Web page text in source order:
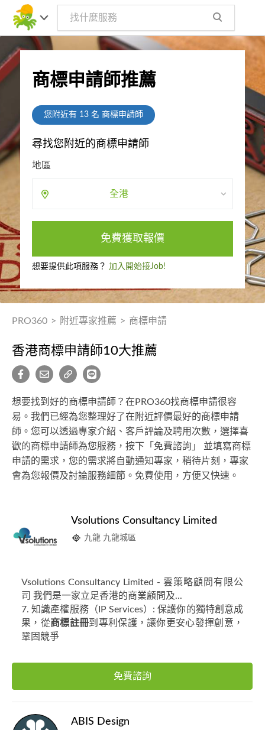
商標申請師推薦
您附近有 13名 商標申請師
尋找您附近的商標申請師
地區
全港
免費獲取報價
想要提供此項服務？ 加入開始接Job!
PRO360 > 附近專家推薦 > 商標申請
香港商標申請師10大推薦
想要找到好的商標申請師？在PRO360找商標申請很容
易。我們已經為您整理好了在附近評價最好的商標申請
師。您可以透過專家介紹、客戶評論及聘用次數，選擇喜
歡的商標申請師為您服務，按下「免費諮詢」 並填寫商標
申請的需求，您的需求將自動通知專家，稍待片刻，專家
會為您報價及討論服務細節。免費使用，方便又快速。
Vsolutions Consultancy Limited
九龍 九龍城區
Vsolutions Consultancy Limited - 雲策略顧問有限公
司 我們是一家立足香港的商業顧問及...
7. 知識產權服務（IP Services）: 保護你的獨特創意成
果，從商標註冊到專利保護，讓你更安心發揮創意，
鞏固競爭
免費諮詢
ABIS Design